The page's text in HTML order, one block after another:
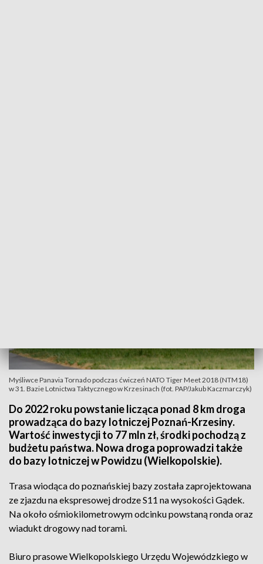
Myśliwce Panavia Tornado podczas ćwiczeń NATO Tiger Meet 2018 (NTM18)
w 31. Bazie Lotnictwa Taktycznego w Krzesinach (fot. PAP/Jakub Kaczmarczyk)
Do 2022 roku powstanie licząca ponad 8 km droga
prowadząca do bazy lotniczej Poznań-Krzesiny.
Wartość inwestycji to 77 mln zł, środki pochodzą z
budżetu państwa. Nowa droga poprowadzi także
do bazy lotniczej w Powidzu (Wielkopolskie).
Trasa wiodąca do poznańskiej bazy została zaprojektowana
ze zjazdu na ekspresowej drodze S11 na wysokości Gądek.
Na około ośmiokilometrowym odcinku powstaną ronda oraz
wiadukt drogowy nad torami.
Biuro prasowe Wielkopolskiego Urzędu Wojewódzkiego w